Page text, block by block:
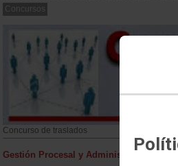
Concursos
Concurso de traslados
Gestión Procesal y Administrativa (1)